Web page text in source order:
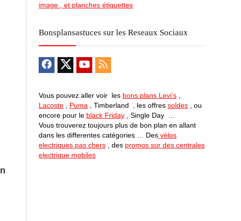
n
image , et planches étiquettes
Bonsplansastuces sur les Reseaux Sociaux
Vous pouvez aller voir les bons plans Levi’s
Lacoste
Puma , Timberland , les offres soldes , ou
encore pour le black Friday , Single Day …
Vous trouverez toujours plus de bon plan en allant
dans les differentes catégories … Des vélos
electriques pas chers , des promos sur des centrales
electrique mobiles